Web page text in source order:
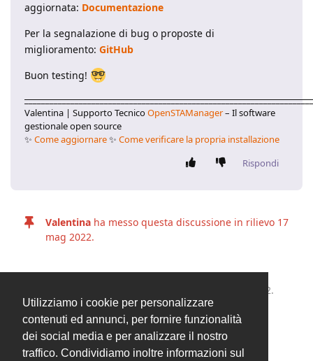
Utilizziamo i cookie per personalizzare
contenuti ed annunci, per fornire funzionalità
dei social media e per analizzare il nostro
traffico. Condividiamo inoltre informazioni sul
aggiornata: Documentazione
Per la segnalazione di bug o proposte di
miglioramento: GitHub
Buon testing!
Valentina | Supporto TecnicoOpenSTAManager– Il software
gestionale open source
✨ Come aggiornare✨ Come verificare la propria installazione
Rispondi
Valentina ha messo questa discussione in rilievo 17
mag 2022.
17 mag 2022.
2 MESI DOPO